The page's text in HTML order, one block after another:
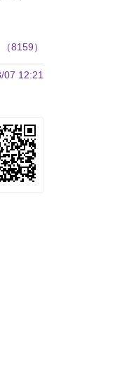
8159）
07 12:21